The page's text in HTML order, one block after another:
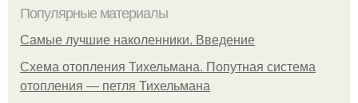
Популярные материалы
Самые лучшие наколенники. Введение
Схема отопления Тихельмана. Попутная система
отопления — петля Тихельмана